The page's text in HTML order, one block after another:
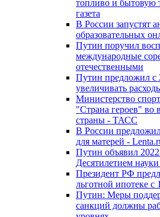
топливо и бытовую
газета
В России запустят
образовательных
Путин поручил
международные
отечественными
Путин предложил с
увеличивать
Министерство
"Страна героев" во
страны - ТАСС
В России
для матерей -
Путин объявил
Десятилетием
Президент РФ
льготной ипотеке с
Путин: Меры
санкций должны